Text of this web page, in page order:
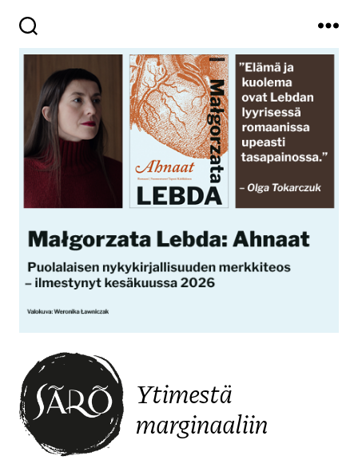
Ytimestä
marginaaliin